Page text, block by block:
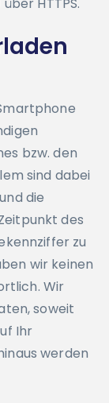
bzw. den
sind dabei
die
des
zu
wir keinen
Wir
soweit
Ihr
werden